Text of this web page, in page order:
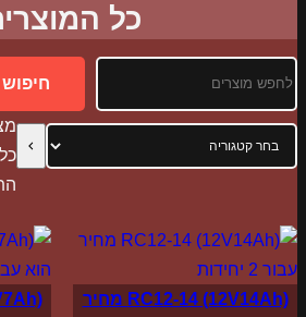
כל
חיפוש
קטגוריה
RC12-14 (12V14Ah) מחיר